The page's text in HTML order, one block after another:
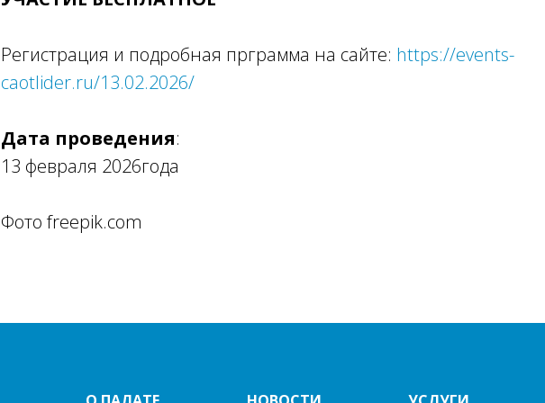
Регистрация и подробная прграмма на сайте: https://events-
caotlider.ru/13.02.2026/
Дата проведения:
13 февраля 2026года
Фото freepik.com